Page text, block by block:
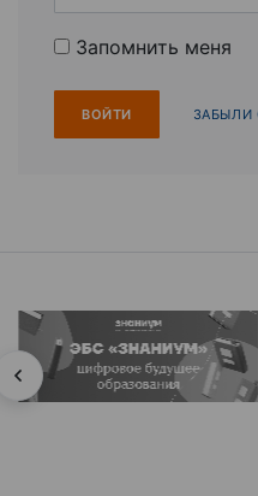
Запомнить меня
ЗАБЫЛИ